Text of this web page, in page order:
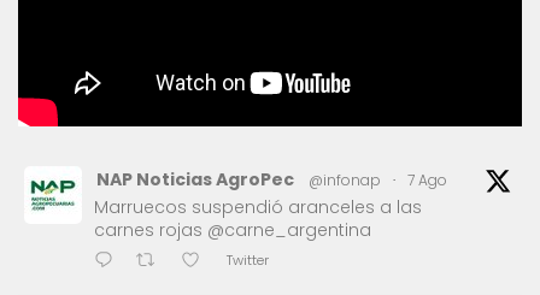
NAP Noticias AgroPec @infonap · 7 Ago
Marruecos suspendió aranceles a las
carnes rojas @carne_argentina
Twitter